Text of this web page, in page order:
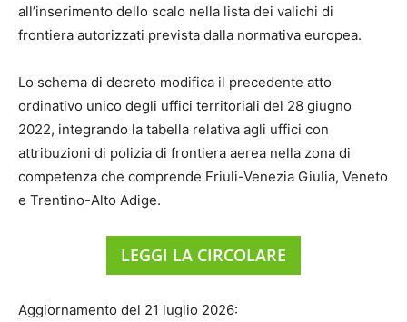
all’inserimento dello scalo nella lista dei valichi di
frontiera autorizzati prevista dalla normativa europea.
Lo schema di decreto modifica il precedente atto
ordinativo unico degli uffici territoriali del 28 giugno
2022, integrando la tabella relativa agli uffici con
attribuzioni di polizia di frontiera aerea nella zona di
competenza che comprende Friuli-Venezia Giulia, Veneto
e Trentino-Alto Adige.
LEGGI LA CIRCOLARE
Aggiornamento del 21 luglio 2026: